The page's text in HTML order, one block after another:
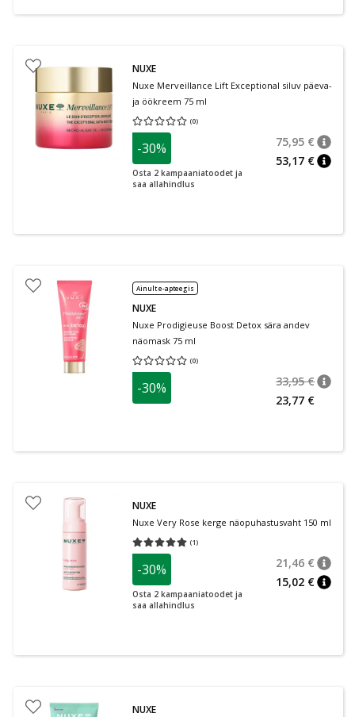
NUXE
Nuxe Merveillance Lift Exceptional siluv päeva-
ja öökreem 75 ml
(0)
Keskmine hinnang 0.00
-30%
Osta 2 kampaaniatoodet ja
saa allahindlus
75,95 €
53,17 €
Ainult e-apteegis
NUXE
Nuxe Prodigieuse Boost Detox sära andev
näomask 75 ml
(0)
Keskmine hinnang 0.00
-30% 33,95 €
23,77 €
NUXE
Nuxe Very Rose kerge näopuhastusvaht 150 ml
(1)
Keskmine hinnang 5.00
-30%
Osta 2 kampaaniatoodet ja
saa allahindlus
21,46 €
15,02 €
NUXE